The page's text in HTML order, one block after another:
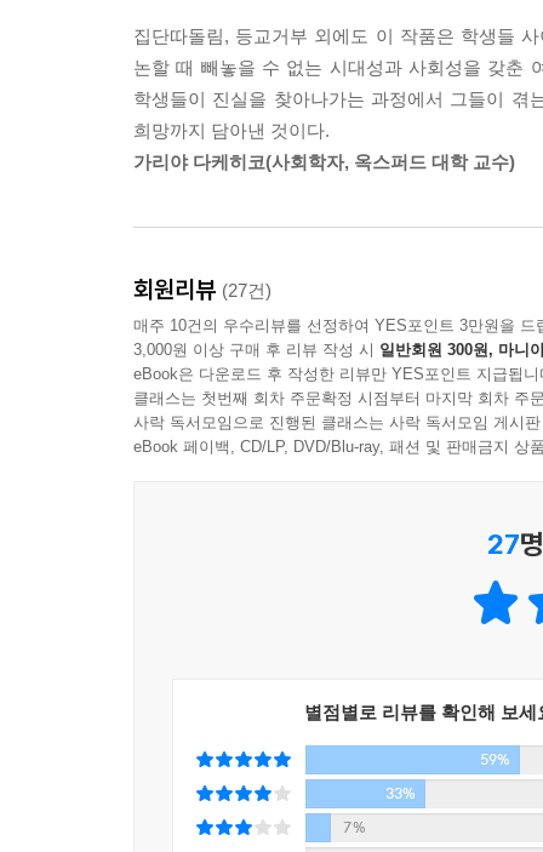
미유키의 필력이 가장 잘 발휘되는 영역이기도 하
학교는 사회의 필요악이야. 하지만 지금 같으면, 그
미래에는 ‘필요’가 빠지고 그저 ‘악’으로 전락할 거
_2권 본문에서
후지노 료코는 직접 진실을 알아내기로 결심하
다쿠야의 옛 친구라는 낯선 소년이 나타나고 베일
미야베 미유키 작품세계의 미덕 중 하나는 현명
주인공으로 등장하는 작품에서도 어린아이 특유
『솔로몬의 위증』은 더 나아가 주도권을 아예
치달을 수 있는 사춘기 아이들의 위태위태한 심리
이 재판에서는 아무도 이길 수 없어. 모두 상처투
기간은 단 5일. 교사와 학생, 학부모, 형사, 기자
가정이라는 이름의 감옥 안을 유유히 떠다닌 고
지니고 있던 비밀들. 이윽고 진실의 열쇠를 쥔
집단따돌림, 등교거부 외에도 이 작품은 학생들
논할 때 빼놓을 수 없는 시대성과 사회성을 갖춘
학생들이 진실을 찾아나가는 과정에서 그들이
희망까지 담아낸 것이다.
가리야 다케히코(사회학자, 옥스퍼드 대학 교수)
회원리뷰 (27건)
매주 10건의 우수리뷰를 선정하여 YES포인트 3만원을 드
3,000원 이상 구매 후 리뷰 작성 시 일반회원 300원, 마니
eBook은 다운로드 후 작성한 리뷰만 YES포인트 지급됩니
클래스는 첫번째 회차 주문확정 시점부터 마지막 회차 주
사락 독서모임으로 진행된 클래스는 사락 독서모임 게시
eBook 페이백, CD/LP, DVD/Blu-ray, 패션 및 판매금지 상
27
별점별로 리뷰를 확인해 보세
59%
33%
7%